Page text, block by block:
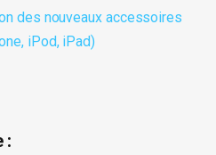
des nouveaux accessoires
iPod, iPad)
: